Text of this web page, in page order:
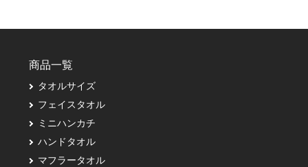
商品一覧
タオルサイズ
フェイスタオル
ミニハンカチ
ハンドタオル
マフラータオル